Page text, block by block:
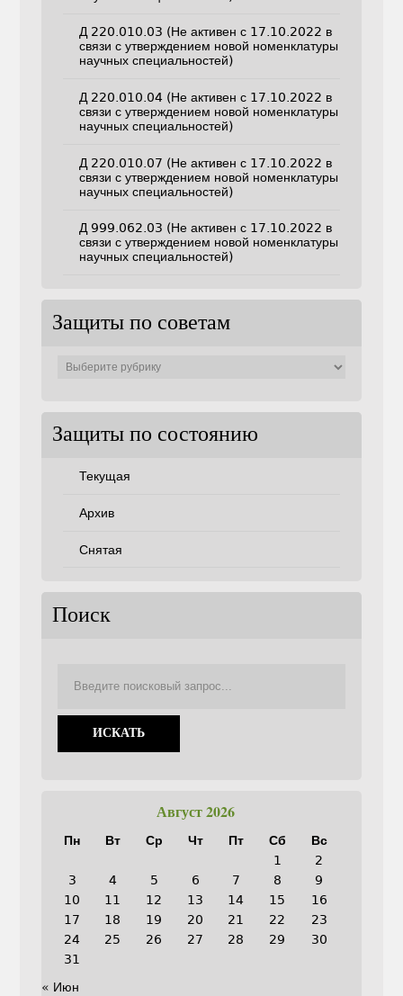
Д 220.010.03 (Не активен с 17.10.2022 в
связи с утверждением новой номенклатуры
научных специальностей)
Д 220.010.04 (Не активен с 17.10.2022 в
связи с утверждением новой номенклатуры
научных специальностей)
Д 220.010.07 (Не активен с 17.10.2022 в
связи с утверждением новой номенклатуры
научных специальностей)
Д 999.062.03 (Не активен с 17.10.2022 в
связи с утверждением новой номенклатуры
научных специальностей)
Защиты по советам
Защиты по состоянию
Текущая
Архив
Снятая
Поиск
Август 2026
Пн Вт Ср Чт Пт Сб
Вс
1
2
3
4 5 6 7 8
9
10
11 12 13 14 15
16
17
18 19 20 21 22
23
24
25 26 27 28 29
30
31
« Июн